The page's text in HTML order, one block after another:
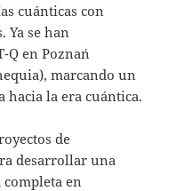
cuánticas con
Ya se han
Q en Poznań
marcando un
la era cuántica.
de
desarrollar una
en